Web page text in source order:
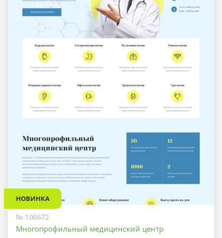
НОВИНКА
№ 106672
Многопрофильный медицинский центр